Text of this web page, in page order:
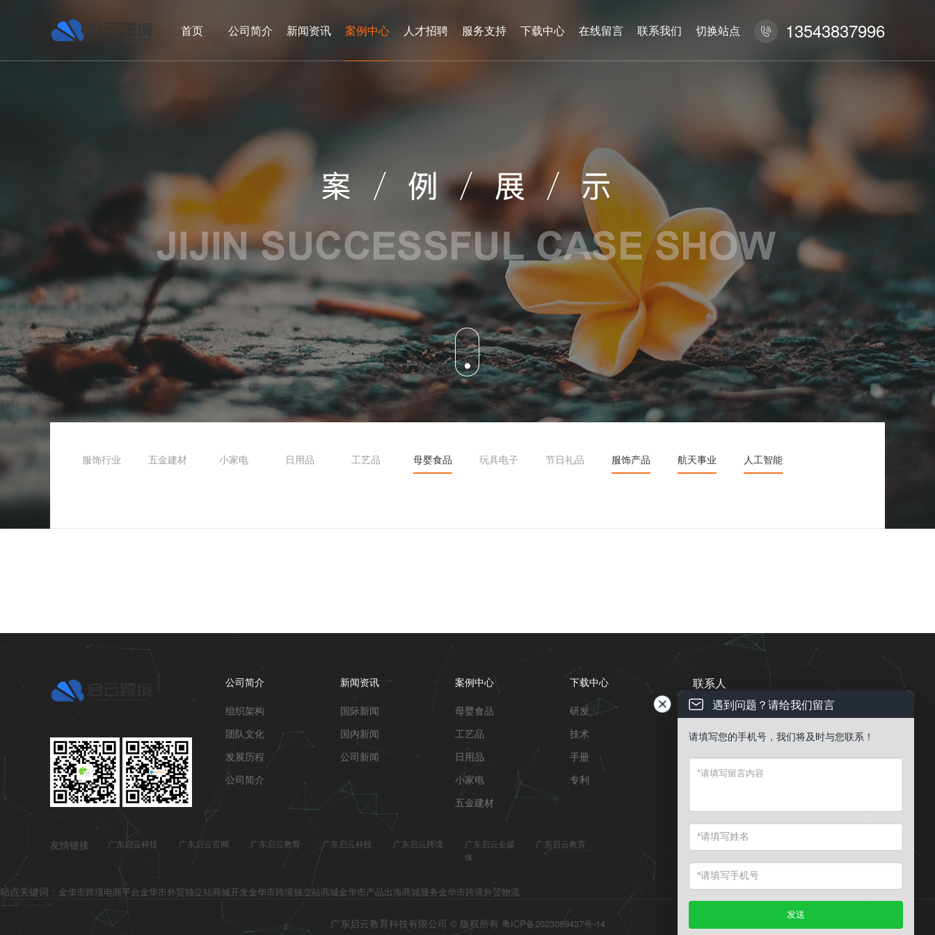
首页 公司简介 新闻资讯 案例中心 人才招聘 服务支持 下载中心 在线留言 联系我们 切换站点  13543837996
服饰行业 五金建材 小家电 日用品 工艺品 母婴食品 玩具电子 节日礼品 服饰产品 航天事业 人工智能
公司简介
组织架构
团队文化
发展历程
公司简介
新闻资讯
国际新闻
国内新闻
公司新闻
案例中心
母婴食品
工艺品
日用品
小家电
五金建材
下载中心
研发
技术
手册
专利
联系人
 电话 ： 13543837996
 QQ：10000
EMail ： public@gdqy.ltd
友情链接 广东启云科技 广东启云官网 广东启云教育 广东启云科技 广东启云跨境
广东启云全媒
体
广东启云教育
站点关键词： 金华市跨境电商平台金华市外贸独立站商城开发金华市跨境独立站商城金华市产品出海商城服务金华市跨境外贸物流
广东启云教育科技有限公司 © 版权所有 粤ICP备2023089437号-14
遇到问题？请给我们留言
请填写您的手机号，我们将及时与您联系！